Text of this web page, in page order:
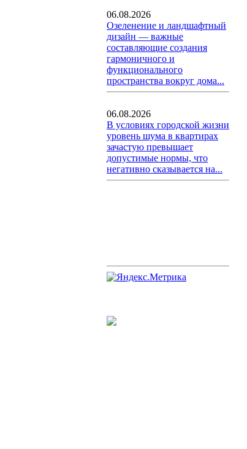
06.08.2026
Озеленение и ландшафтный
дизайн — важные
составляющие создания
гармоничного и
функционального
пространства вокруг дома...
06.08.2026
В условиях городской жизни
уровень шума в квартирах
зачастую превышает
допустимые нормы, что
негативно сказывается на...